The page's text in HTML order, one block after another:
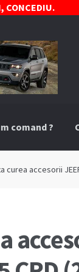
CONCEDIU.
comand ?
PlatăPolitica
curea accesorii